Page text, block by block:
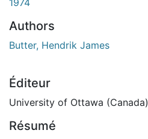
Authors
Butter, Hendrik James
Éditeur
University of Ottawa (Canada)
Résumé